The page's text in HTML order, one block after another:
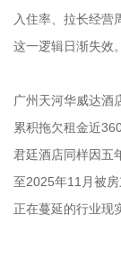
入住率、拉长经营
这一逻辑日渐失效。
广州天河华威达酒
累积拖欠租金近
君廷酒店同样因五
至2025年11月被
正在蔓延的行业现